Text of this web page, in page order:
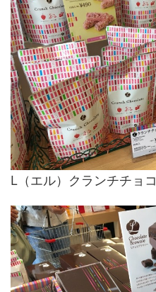
L（エル）クランチチョコ